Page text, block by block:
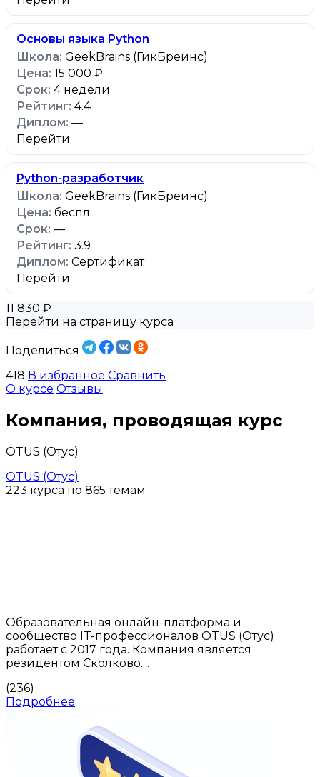
Основы языка Python
GeekBrains (ГикБреинс)
15 000 ₽
4 недели
4.4
—
Перейти
Python-разработчик
GeekBrains (ГикБреинс)
беспл.
—
3.9
Сертификат
Перейти
11 830 ₽
Перейти на страницу курса
Поделиться
418 В избранное Сравнить
О курсе Отзывы
Компания, проводящая курс
OTUS (Отус)
OTUS (Отус)
223 курса по 865 темам
Образовательная онлайн-платформа и
сообщество IT-профессионалов OTUS (Отус)
работает с 2017 года. Компания является
резидентом Сколково....
(236)
Подробнее